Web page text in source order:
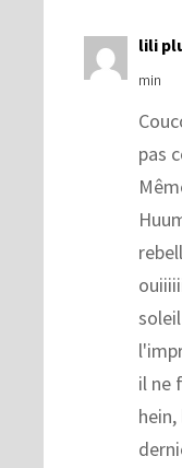
lili
min
pas
il ne